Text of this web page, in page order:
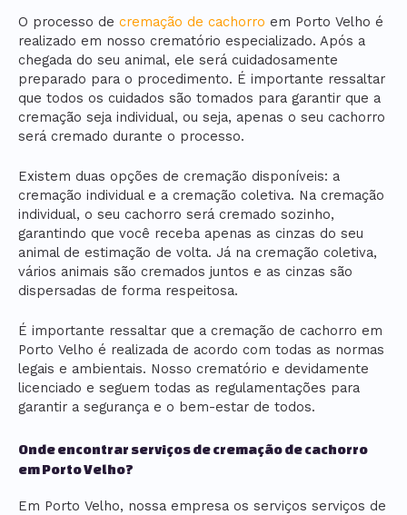
O processo de cremação de cachorro em Porto Velho é
realizado em nosso crematório especializado. Após a
chegada do seu animal, ele será cuidadosamente
preparado para o procedimento. É importante ressaltar
que todos os cuidados são tomados para garantir que a
cremação seja individual, ou seja, apenas o seu cachorro
será cremado durante o processo.
Existem duas opções de cremação disponíveis: a
cremação individual e a cremação coletiva. Na cremação
individual, o seu cachorro será cremado sozinho,
garantindo que você receba apenas as cinzas do seu
animal de estimação de volta. Já na cremação coletiva,
vários animais são cremados juntos e as cinzas são
dispersadas de forma respeitosa.
É importante ressaltar que a cremação de cachorro em
Porto Velho é realizada de acordo com todas as normas
legais e ambientais. Nosso crematório e devidamente
licenciado e seguem todas as regulamentações para
garantir a segurança e o bem-estar de todos.
Onde encontrar serviços de cremação de cachorro
em Porto Velho?
Em Porto Velho, nossa empresa os serviços serviços de